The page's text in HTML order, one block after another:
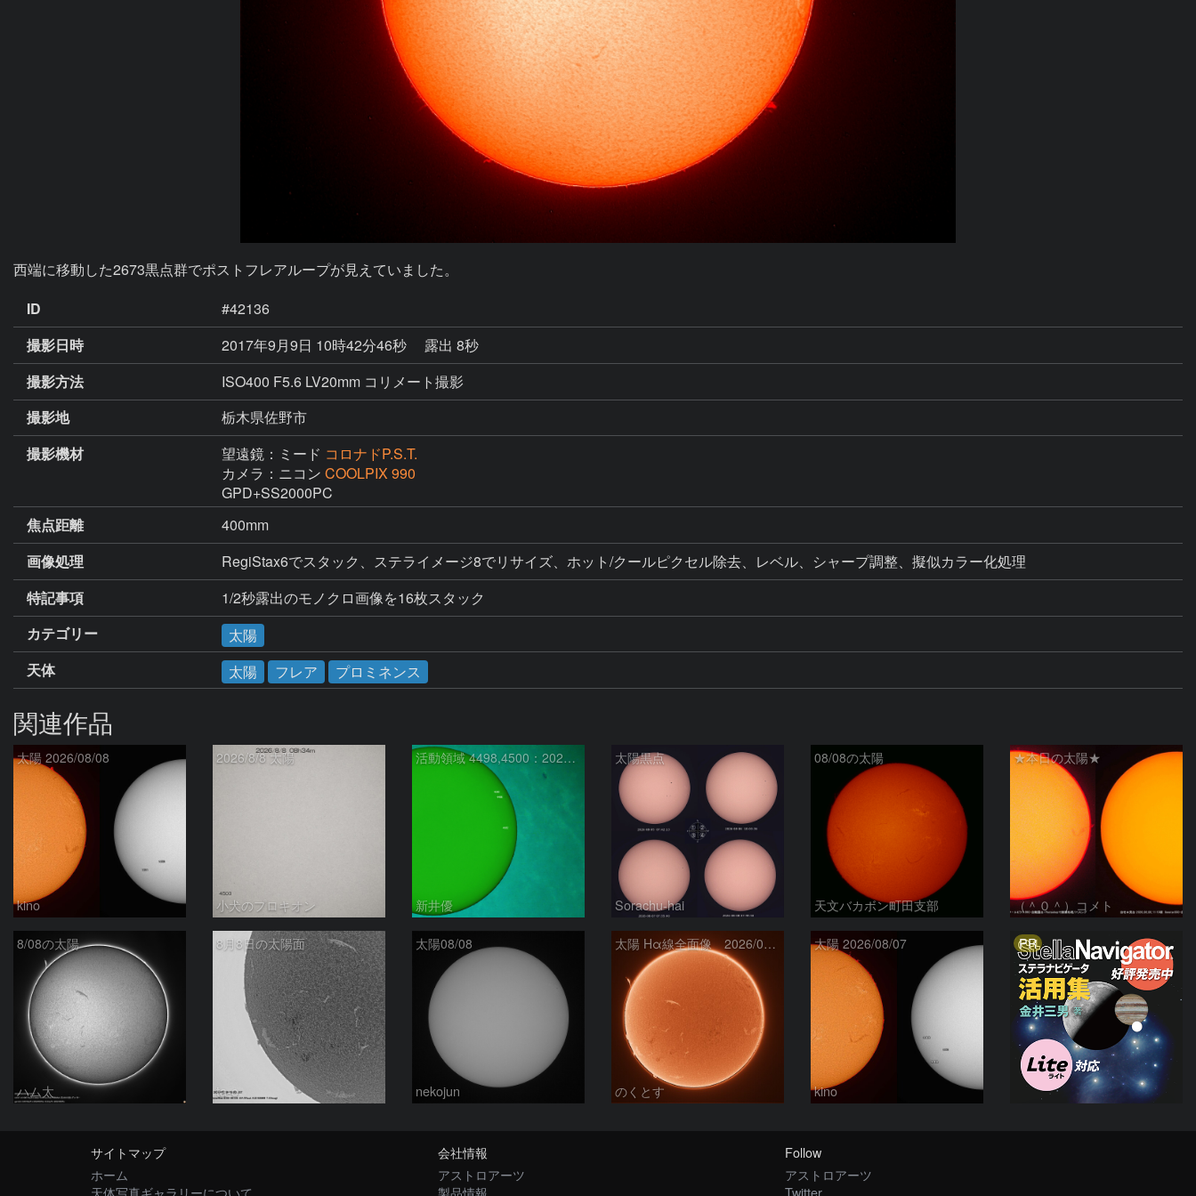
西端に移動した2673黒点群でポストフレアループが見えていました。
ID
#42136
撮影日時
2017年9月9日 10時42分46秒
露出 8秒
撮影方法
ISO400 F5.6 LV20mm コリメート撮影
撮影地
栃木県佐野市
撮影機材
望遠鏡：ミード コロナドP.S.T.
カメラ：ニコン COOLPIX 990
GPD+SS2000PC
焦点距離
400mm
画像処理
RegiStax6でスタック、ステライメージ8でリサイズ、ホット/クールピクセル除去、レベル、シャープ調整、擬似カラー化処理
特記事項
1/2秒露出のモノクロ画像を16枚スタック
カテゴリー
太陽
天体
太陽 フレア プロミネンス
関連作品
太陽 2026/08/08
kino
2026/8/8 太陽
小犬のプロキオン
活動領域 4498,4500：2026/08/08
新井優
太陽黒点
Sorachu-hai
08/08の太陽
天文バカボン町田支部
★本日の太陽★
（＾０＾）コメト
8/08の太陽
ハム太
8月8日の太陽面
ta-o
太陽08/08
nekojun
太陽 Hα線全面像 2026/08/08
のくとす
太陽 2026/08/07
kino
PR
サイトマップ
ホーム
天体写真ギャラリーについて
会社情報
アストロアーツ
製品情報
Follow
アストロアーツ
Twitter